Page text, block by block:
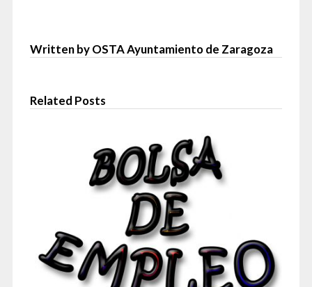
Written by OSTA Ayuntamiento de Zaragoza
Related Posts